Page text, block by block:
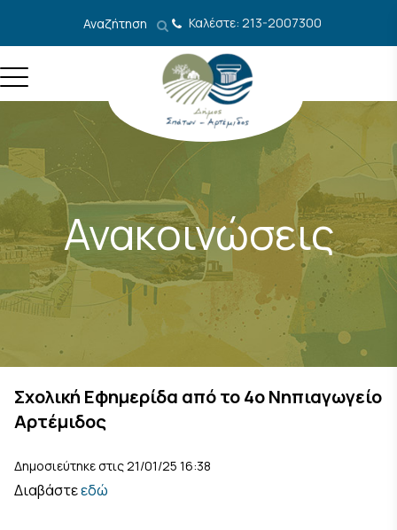
Αναζήτηση Καλέστε: 213-2007300
Ανακοινώσεις
Σχολική Εφημερίδα από το 4ο Νηπιαγωγείο
Αρτέμιδος
Δημοσιεύτηκε στις 21/01/25 16:38
Διαβάστεεδώ